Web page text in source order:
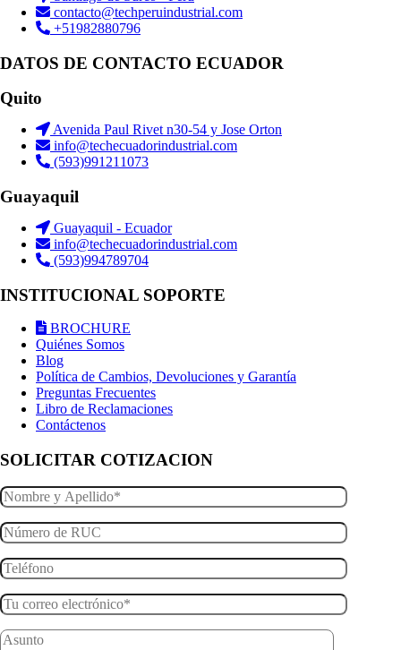
contacto@techperuindustrial.com
+51982880796
DATOS DE CONTACTO ECUADOR
Quito
Avenida Paul Rivet n30-54 y Jose Orton
info@techecuadorindustrial.com
(593)991211073
Guayaquil
Guayaquil - Ecuador
info@techecuadorindustrial.com
(593)994789704
INSTITUCIONAL SOPORTE
BROCHURE
Quiénes Somos
Blog
Política de Cambios, Devoluciones y Garantía
Preguntas Frecuentes
Libro de Reclamaciones
Contáctenos
SOLICITAR COTIZACION